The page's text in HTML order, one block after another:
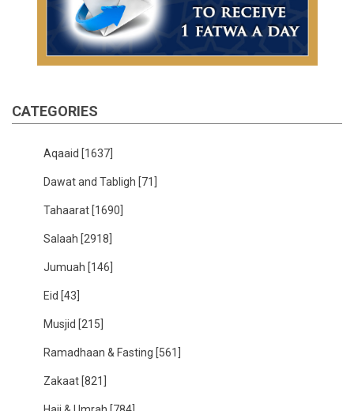
CATEGORIES
Aqaaid [1637]
Dawat and Tabligh [71]
Tahaarat [1690]
Salaah [2918]
Jumuah [146]
Eid [43]
Musjid [215]
Ramadhaan & Fasting [561]
Zakaat [821]